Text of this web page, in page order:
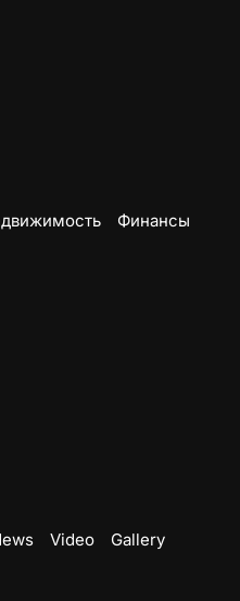
Финансы
Video
Gallery